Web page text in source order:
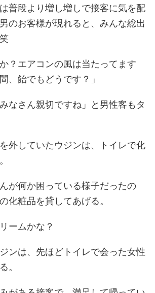
普段より増し増しで接客に気を配
のお客様が現れると、みんな総出
？エアコンの風は当たってます
、飴でもどうです？」
みなさん親切ですね」 と男性客もタ
外していたウジンは、トイレで化
が何か困っている様子だったの
化粧品を貸してあげる。
ームかな？
ンは、先ほどトイレで会った女性
。